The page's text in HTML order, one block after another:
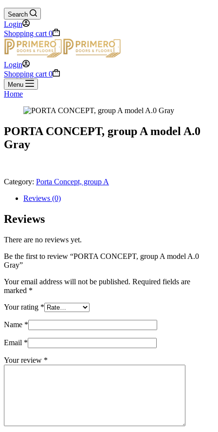
Search
Login
Shopping cart 0
Login
Shopping cart 0
Menu
Home
PORTA CONCEPT, group A model A.0
Gray
Category: Porta Concept, group A
Reviews (0)
Reviews
There are no reviews yet.
Be the first to review “PORTA CONCEPT, group A model A.0
Gray”
Your email address will not be published. Required fields are
marked *
Your rating *
Name *
Email *
Your review *